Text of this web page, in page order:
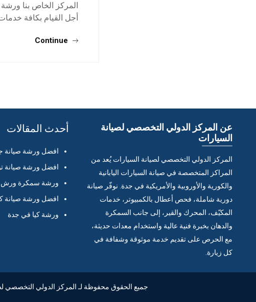
المركز الخاص بنا
أجل القيام بكافة
Continue
عن المركز الدولي التخصصي لصيانة
السيارات
المركز الدولي التخصصي لصيانة السيارات يُعد من
المراكز المتخصصة في صيانة السيارات اليابانية
والكورية والأوروبية والأمريكية في جدة. نوفّر صيانة
دورية شاملة، فحص أعطال بالكمبيوتر، خدمات
المكيّف، المحرك والقير، إلى جانب السمكرة
والدهان بخبرة فنية عالية واستخدام معدات حديثة،
مع الحرص على تقديم خدمة موثوقة وشفافة في
كل زيارة.
أحدث المقالات
افضل ورشة صيانة
افضل ورشة صيانة
ورشة سمكرة ورش
افضل ورشة صيانة
ورشة كيا في جدة
جميع الحقوق محفوظة لـ المركز الدولي التخصصي لصيانة